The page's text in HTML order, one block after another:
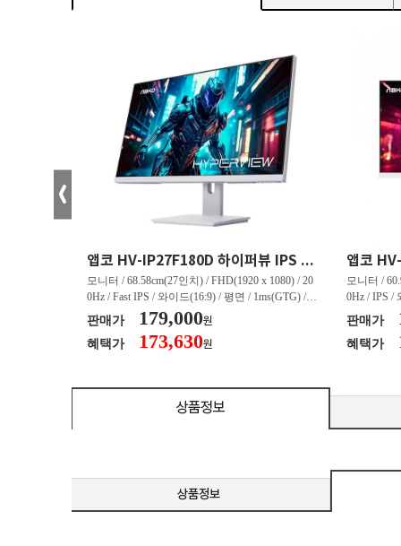
앱코 HV-IP27F180D 하이퍼뷰 IPS FHD 200 HDR 무결점
모니터 / 68.58cm(27인치) / FHD(1920 x 1080) / 20
0Hz / Fast IPS / 와이드(16:9) / 평면 / 1ms(GTG) / 3
50nit / 1,000:1 / 헤드폰 아웃 / LED 조명 / 틸트(상
하) / 6kg / [색상영역] / sRGB:128% / Adobe RGB:8
5% / DCI-P3:91% / NTSC:90% / [게임특화] / 조준
판매가 179,000원
혜택가 173,630원
모니터 /
0Hz / IPS /
50nit /
하) / 4.9kg
80% / DCI-
판매가
혜택가